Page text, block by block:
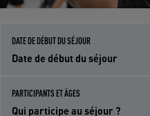
DATE DE DÉBUT DU SÉJOUR
Date de début du séjour
PARTICIPANTS ET ÂGES
Qui participe au séjour ?